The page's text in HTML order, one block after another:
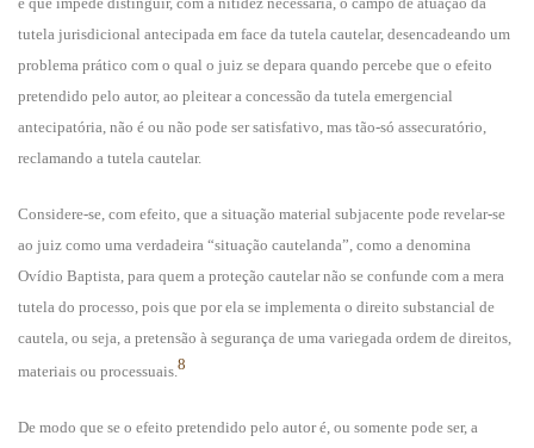
tutela jurisdicional antecipada em face da tutela cautelar, desencadeando um
problema prático com o qual o juiz se depara quando percebe que o efeito
pretendido pelo autor, ao pleitear a concessão da tutela emergencial
antecipatória, não é ou não pode ser satisfativo, mas tão-só assecuratório,
reclamando a tutela cautelar.
Considere-se, com efeito, que a situação material subjacente pode revelar-se
ao juiz como uma verdadeira “situação cautelanda”, como a denomina
Ovídio Baptista, para quem a proteção cautelar não se confunde com a mera
tutela do processo, pois que por ela se implementa o direito substancial de
cautela, ou seja, a pretensão à segurança de uma variegada ordem de direitos,
materiais ou processuais.8
De modo que se o efeito pretendido pelo autor é, ou somente pode ser, a